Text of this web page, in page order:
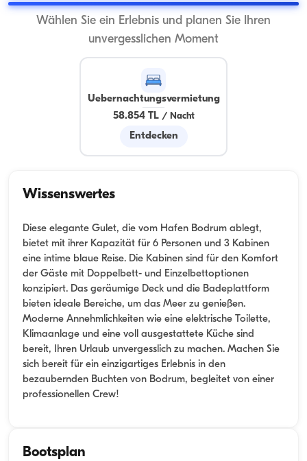
Wählen Sie ein Erlebnis und planen Sie Ihren
unvergesslichen Moment
Uebernachtungsvermietung
58.854 TL/ Nacht
Entdecken
Wissenswertes
Diese elegante Gulet, die vom Hafen Bodrum ablegt,
bietet mit ihrer Kapazität für 6 Personen und 3 Kabinen
eine intime blaue Reise. Die Kabinen sind für den Komfort
der Gäste mit Doppelbett- und Einzelbettoptionen
konzipiert. Das geräumige Deck und die Badeplattform
bieten ideale Bereiche, um das Meer zu genießen.
Moderne Annehmlichkeiten wie eine elektrische Toilette,
Klimaanlage und eine voll ausgestattete Küche sind
bereit, Ihren Urlaub unvergesslich zu machen. Machen Sie
sich bereit für ein einzigartiges Erlebnis in den
bezaubernden Buchten von Bodrum, begleitet von einer
professionellen Crew!
Bootsplan